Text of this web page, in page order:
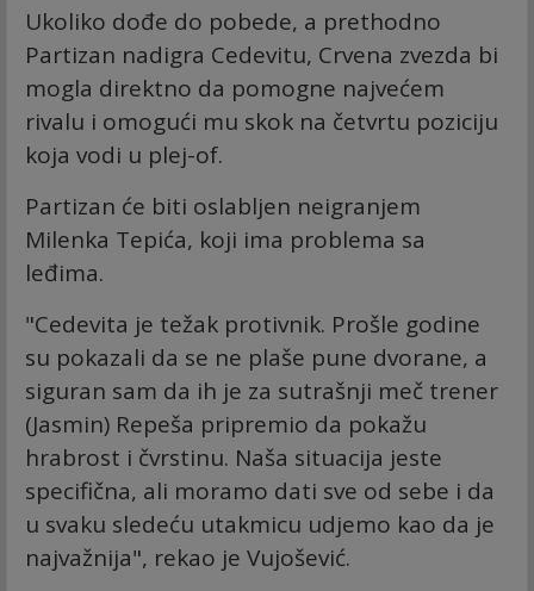
Ukoliko dođe do pobede, a prethodno
Partizan nadigra Cedevitu, Crvena zvezda bi
mogla direktno da pomogne najvećem
rivalu i omogući mu skok na četvrtu poziciju
koja vodi u plej-of.
Partizan će biti oslabljen neigranjem
Milenka Tepića, koji ima problema sa
leđima.
"Cedevita je težak protivnik. Prošle godine
su pokazali da se ne plaše pune dvorane, a
siguran sam da ih je za sutrašnji meč trener
(Jasmin) Repeša pripremio da pokažu
hrabrost i čvrstinu. Naša situacija jeste
specifična, ali moramo dati sve od sebe i da
u svaku sledeću utakmicu udjemo kao da je
najvažnija", rekao je Vujošević.